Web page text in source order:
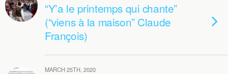
“Y’a le printemps qui chante”
(“viens à la maison” Claude
François)
MARCH 25TH, 2020